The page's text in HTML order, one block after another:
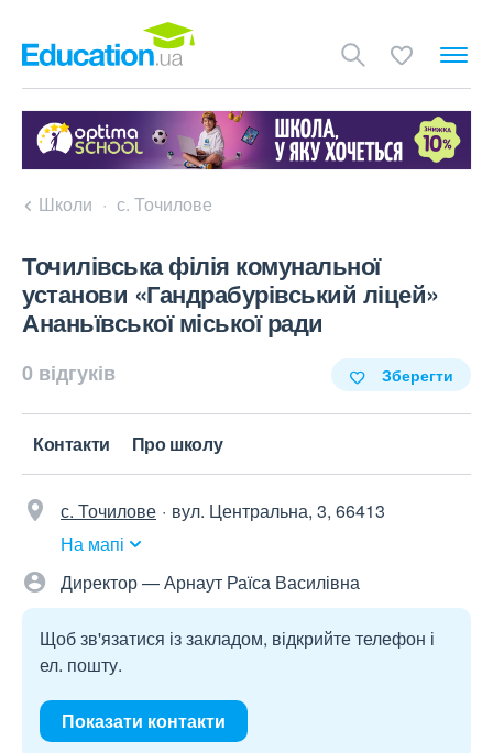
Школи с. Точилове
Точилівська філія комунальної
установи «Гандрабурівський ліцей»
Ананьївської міської ради
0 відгуків Зберегти
Контакти Про школу
с. Точилове
вул. Центральна, 3, 66413
На мапі
Директор — Арнаут Раїса Василівна
Щоб зв'язатися із закладом, відкрийте телефон і
ел. пошту.
Показати контакти